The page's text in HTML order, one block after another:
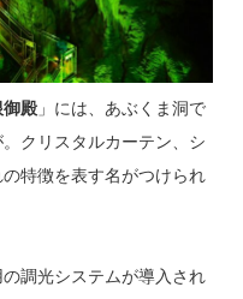
御殿」には、あぶくま洞で
クリスタルカーテン、シ
特徴を表す名がつけられ
調光システムが導入され